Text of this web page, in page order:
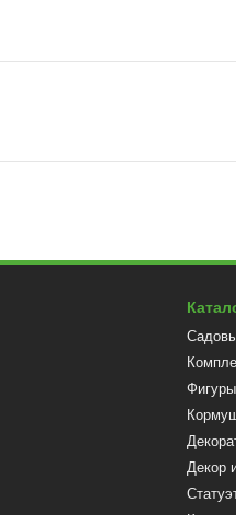
Декор